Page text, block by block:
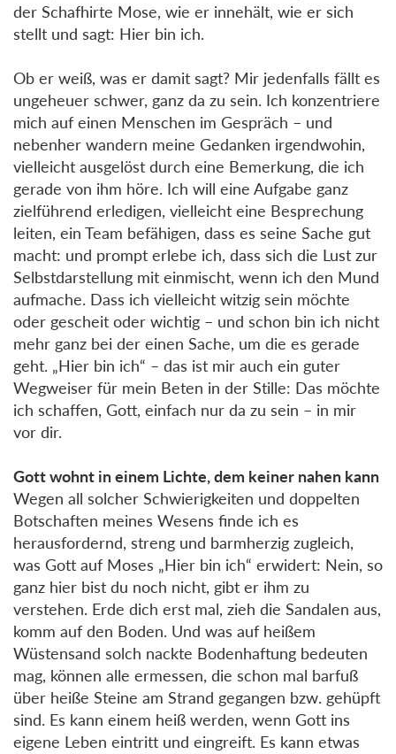
der Schafhirte Mose, wie er innehält, wie er sich
stellt und sagt: Hier bin ich.
Ob er weiß, was er damit sagt? Mir jedenfalls fällt es
ungeheuer schwer, ganz da zu sein. Ich konzentriere
mich auf einen Menschen im Gespräch – und
nebenher wandern meine Gedanken irgendwohin,
vielleicht ausgelöst durch eine Bemerkung, die ich
gerade von ihm höre. Ich will eine Aufgabe ganz
zielführend erledigen, vielleicht eine Besprechung
leiten, ein Team befähigen, dass es seine Sache gut
macht: und prompt erlebe ich, dass sich die Lust zur
Selbstdarstellung mit einmischt, wenn ich den Mund
aufmache. Dass ich vielleicht witzig sein möchte
oder gescheit oder wichtig – und schon bin ich nicht
mehr ganz bei der einen Sache, um die es gerade
geht. „Hier bin ich“ – das ist mir auch ein guter
Wegweiser für mein Beten in der Stille: Das möchte
ich schaffen, Gott, einfach nur da zu sein – in mir
vor dir.
Gott wohnt in einem Lichte, dem keiner nahen kann
Wegen all solcher Schwierigkeiten und doppelten
Botschaften meines Wesens finde ich es
herausfordernd, streng und barmherzig zugleich,
was Gott auf Moses „Hier bin ich“ erwidert: Nein, so
ganz hier bist du noch nicht, gibt er ihm zu
verstehen. Erde dich erst mal, zieh die Sandalen aus,
komm auf den Boden. Und was auf heißem
Wüstensand solch nackte Bodenhaftung bedeuten
mag, können alle ermessen, die schon mal barfuß
über heiße Steine am Strand gegangen bzw. gehüpft
sind. Es kann einem heiß werden, wenn Gott ins
eigene Leben eintritt und eingreift. Es kann etwas